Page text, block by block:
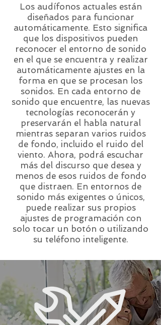
Los audífonos actuales están
diseñados para funcionar
automáticamente. Esto significa
que los dispositivos pueden
reconocer el entorno de sonido
en el que se encuentra y realizar
automáticamente ajustes en la
forma en que se procesan los
sonidos. En cada entorno de
sonido que encuentre, las nuevas
tecnologías reconocerán y
preservarán el habla natural
mientras separan varios ruidos
de fondo, incluido el ruido del
viento. Ahora, podrá escuchar
más del discurso que desea y
menos de esos ruidos de fondo
que distraen. En entornos de
sonido más exigentes o únicos,
puede realizar sus propios
ajustes de programación con
solo tocar un botón o utilizando
su teléfono inteligente.